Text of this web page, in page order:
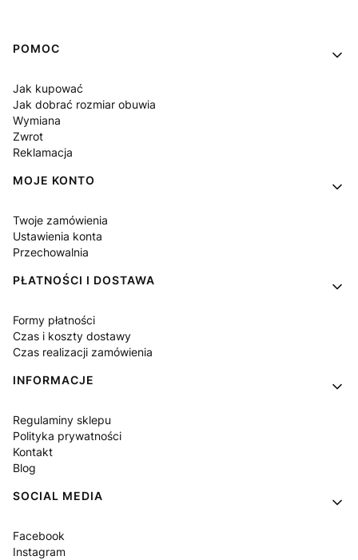
Linki w stopce
POMOC
Jak kupować
Jak dobrać rozmiar obuwia
Wymiana
Zwrot
Reklamacja
MOJE KONTO
Twoje zamówienia
Ustawienia konta
Przechowalnia
PŁATNOŚCI I DOSTAWA
Formy płatności
Czas i koszty dostawy
Czas realizacji zamówienia
INFORMACJE
Regulaminy sklepu
Polityka prywatności
Kontakt
Blog
SOCIAL MEDIA
Facebook
Instagram